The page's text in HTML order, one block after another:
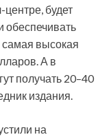
центре, будет
обеспечивать
высокая
А в
получать 20–40
издания.
на